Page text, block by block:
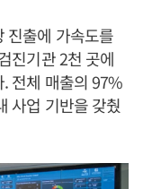
진출에 가속도를
진기관 2천 곳에
전체 매출의 97%
사업 기반을 갖췄